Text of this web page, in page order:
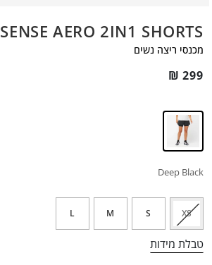
SENSE AERO 2IN1 SHORTS
מכנסי ריצה נשים
₪ 299
Deep Black
XS
S
M
L
טבלת מידות